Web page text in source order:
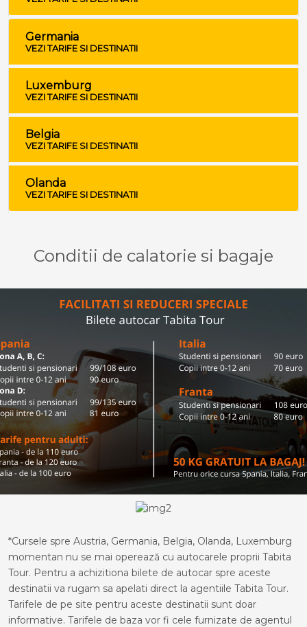
Germania
VEZI TARIFE SI DESTINATII
Luxemburg
VEZI TARIFE SI DESTINATII
Belgia
VEZI TARIFE SI DESTINATII
Olanda
VEZI TARIFE SI DESTINATII
Conditii de calatorie si bagaje
*Cursele spre Austria, Germania, Belgia, Olanda, Luxemburg
momentan nu se mai operează cu autocarele proprii Tabita
Tour. Pentru a achizitiona bilete de autocar spre aceste
destinatii va rugam sa apelati direct la agentiile Tabita Tour.
Tarifele de pe site pentru aceste destinatii sunt doar
informative. Tarifele de baza vor fi cele furnizate de agentul